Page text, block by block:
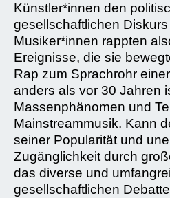
Künstler*innen den
gesellschaftlichen
Musiker*innen rappten
Ereignisse, die sie
Rap zum Sprachrohr
anders als vor 30 Jahren
Massenphänomen und
Mainstreammusik. Kann
seiner Popularität und
Zugänglichkeit durch
das diverse und
gesellschaftlichen